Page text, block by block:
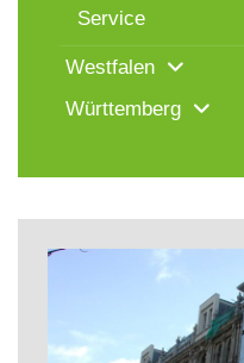
Service
Westfalen
Württemberg